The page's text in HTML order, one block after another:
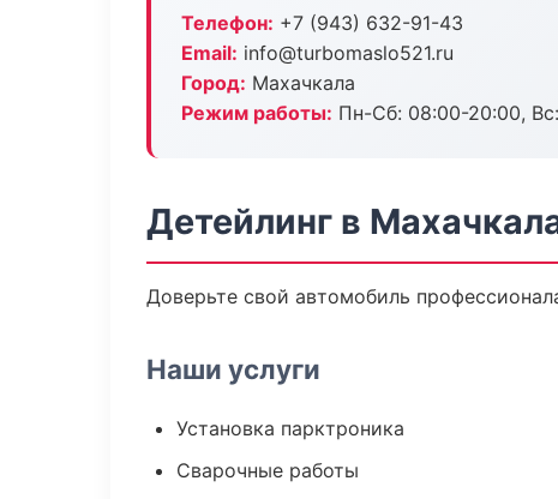
Телефон: +7 (943) 632-91-43
Email: info@turbomaslo521.ru
Город: Махачкала
Режим работы: Пн-Сб: 08:00-20:00,
Детейлинг в
Доверьте свой автомобиль
Наши услуги
Установка парктроника
Сварочные работы